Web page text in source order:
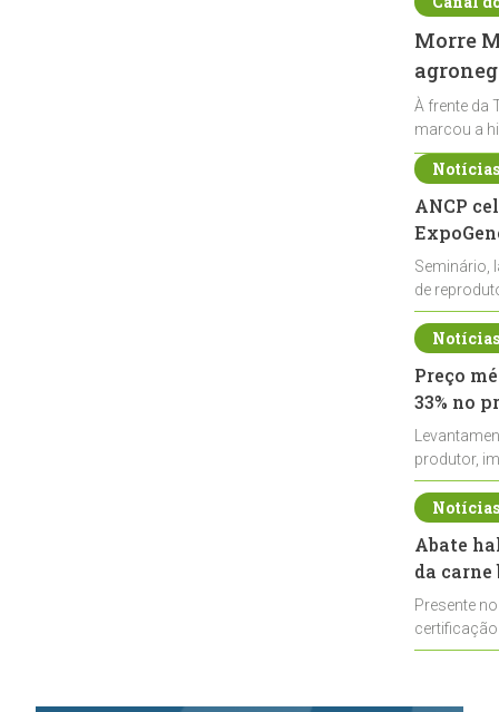
Morre
À frente da
marcou a
ANCP
Seminário,
de
durante a
Preço
33% no
produtor,
de leite cru
Abate
da
Presente